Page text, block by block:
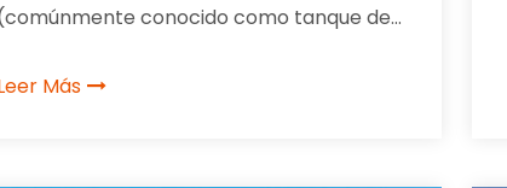
conocido como tanque de
un papel crucial en el
Más